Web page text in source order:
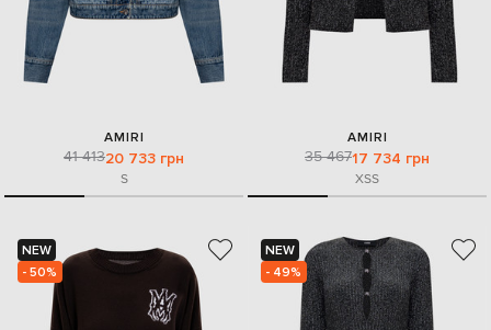
AMIRI
41 41320 733 грн
S
AMIRI
35 46717 734 грн
XSS
NEW
- 50%
NEW
- 49%